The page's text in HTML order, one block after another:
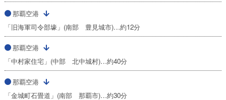
那覇空港
「旧海軍司令部壕」(南部 豊見城市)…約12分
那覇空港
「中村家住宅」(中部 北中城村)…約40分
那覇空港
「金城町石畳道」(南部 那覇市)…約30分